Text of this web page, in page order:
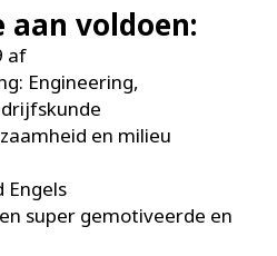
aan voldoen:
af
Engineering,
en milieu
Engels
super gemotiveerde en